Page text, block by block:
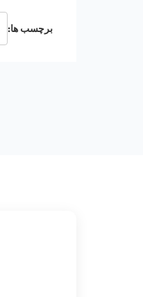
برچسب ها: